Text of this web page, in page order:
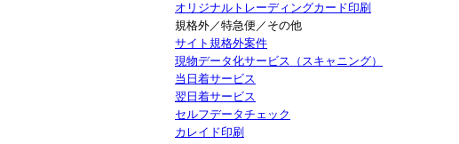
オリジナルトレーディングカード印刷
規格外／特急便／その他
サイト規格外案件
現物データ化サービス（スキャニング）
当日着サービス
翌日着サービス
セルフデータチェック
カレイド印刷